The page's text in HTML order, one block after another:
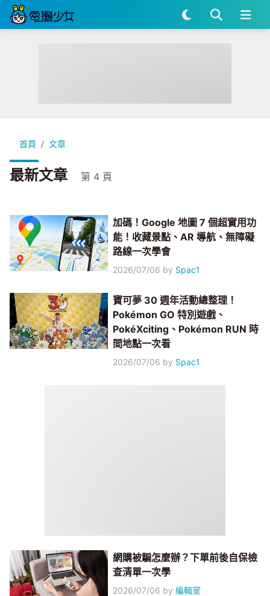
首頁 文章
最新文章 第 4 頁
加碼！Google 地圖 7 個超實用功
能！收藏景點、AR 導航、無障礙
路線一次學會
2026/07/06 by Spac1
寶可夢 30 週年活動總整理！
Pokémon GO 特別遊戲、
PokéXciting、Pokémon RUN 時
間地點一次看
2026/07/06 by Spac1
網購被騙怎麼辦？下單前後自保檢
查清單一次學
2026/07/06 by編輯室